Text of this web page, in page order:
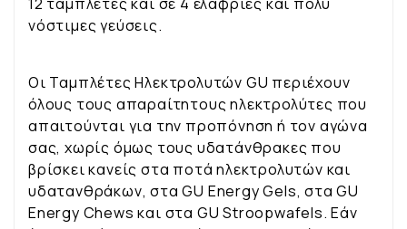
νόστιμες γεύσεις.
Οι Ταμπλέτες Ηλεκτρολυτών GU περιέχουν
όλους τους απαραίτητους ηλεκτρολύτες που
απαιτούνται για την προπόνηση ή τον αγώνα
σας, χωρίς όμως τους υδατάνθρακες που
βρίσκει κανείς στα ποτά ηλεκτρολυτών και
υδατανθράκων, στα GU Energy Gels, στα GU
Energy Chews και στα GU Stroopwafels. Εάν